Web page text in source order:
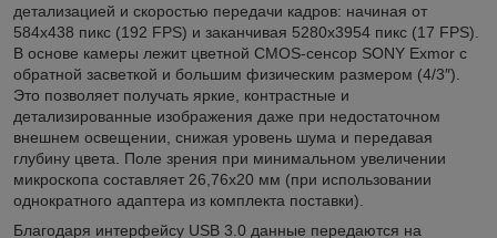
детализацией и скоростью передачи кадров: начиная от
584x438 пикс (192 FPS) и заканчивая 5280x3954 пикс (17 FPS).
В основе камеры лежит цветной CMOS-сенсор SONY Exmor с
обратной засветкой и большим физическим размером (4/3″).
Это позволяет получать яркие, контрастные и
детализированные изображения даже при недостаточном
внешнем освещении, снижая уровень шума и передавая
глубину цвета. Поле зрения при минимальном увеличении
микроскопа составляет 26,76х20 мм (при использовании
однократного адаптера из комплекта поставки).
Благодаря интерфейсу USB 3.0 данные передаются на